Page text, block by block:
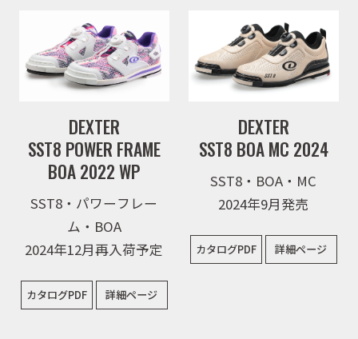
DEXTER
SST8 POWER FRAME
BOA 2022 WP
SST8・パワーフレー
ム・BOA
2024年12月再入荷予定
カタログPDF 詳細ページ
DEXTER
SST8 BOA MC 2024
SST8・BOA・MC
2024年9月発売
カタログPDF 詳細ページ